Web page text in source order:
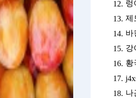
12. 렁
13. 제
14. 바
15. 강
16. 황
17.
18. 나